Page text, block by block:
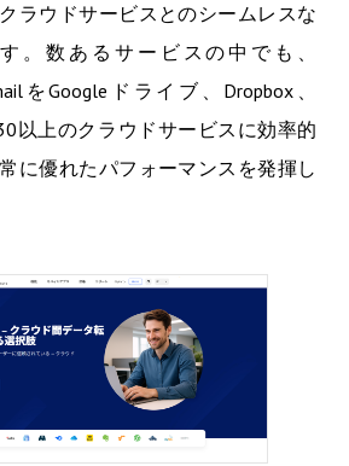
ラウドサービスとのシームレスな
。数あるサービスの中でも、
をGoogleドライブ、Dropbox、
以上のクラウドサービスに効率的
に優れたパフォーマンスを発揮し